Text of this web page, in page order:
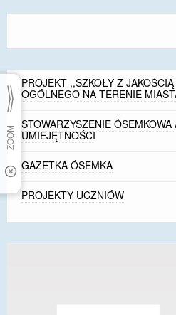
PROJEKT ,,SZKOŁY Z
OGÓLNEGO NA TERENIE
STOWARZYSZENIE ÓSEMKOWA
UMIEJĘTNOŚCI
GAZETKA ÓSEMKA
PROJEKTY UCZNIÓW